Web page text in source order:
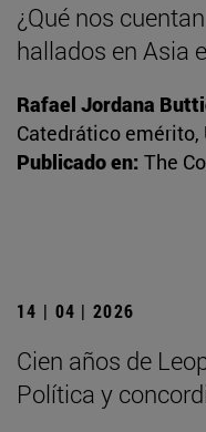
¿Qué nos
hallados en Asia
Rafael Jordana
Catedrático emérito,
Publicado en: The
14 | 04 | 2026
Cien años de
Política y